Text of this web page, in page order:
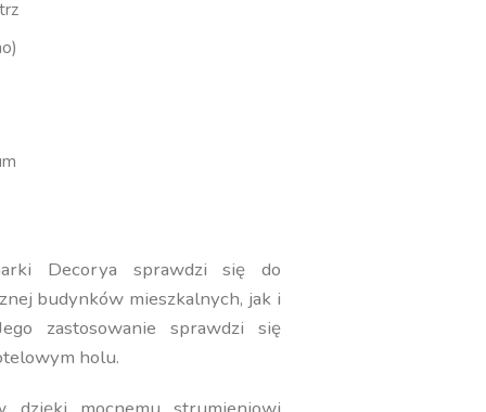
Decorya sprawdzi się do
budynków mieszkalnych, jak i
zastosowanie sprawdzi się
holu.